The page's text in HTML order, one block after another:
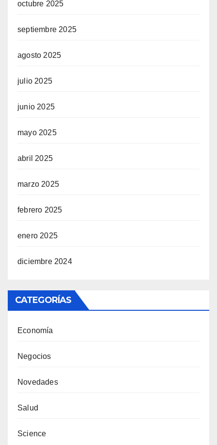
octubre 2025
septiembre 2025
agosto 2025
julio 2025
junio 2025
mayo 2025
abril 2025
marzo 2025
febrero 2025
enero 2025
diciembre 2024
CATEGORÍAS
Economía
Negocios
Novedades
Salud
Science